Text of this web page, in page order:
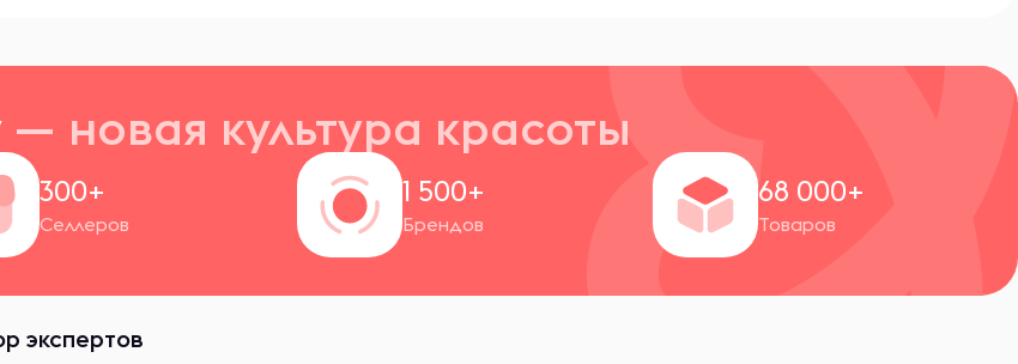
— новая культура красоты
300+
Селлеров
1 500+
Брендов
68 000+
Товаров
экспертов